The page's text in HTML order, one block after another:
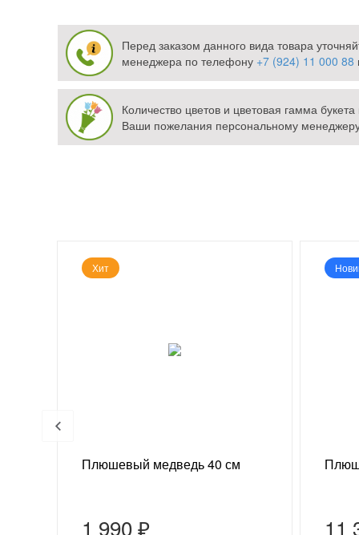
Перед заказом данного вида товара
менеджера по телефону +7 (924) 11 000 88
Количество цветов и цветовая гамма
Ваши пожелания персональному
Хит
Плюшевый медведь 40 см
1 990 ₽ 11